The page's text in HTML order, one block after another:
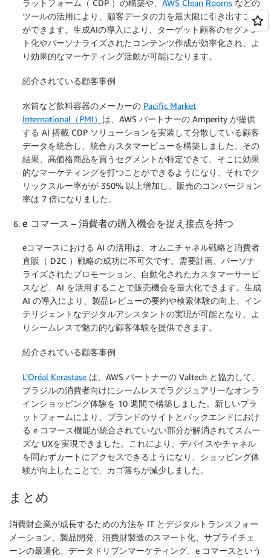
ラットフォーム（ CDP ）の構築や、 AWS Clean Rooms などの
ツールの活用により、顧客データの力を最大限に引き出すこと
ができます。生成AIの導入により、ターゲット顧客のセグメン
ト化やパーソナライズされたコンテンツ作成が効率化され、よ
り効果的なマーケティング活動が可能になります。
紹介されている顧客事例
水筒など飲料容器のメーカーの Pacific Market
International（PMI） は、AWS パートナーの Amperity が提供
する AI 搭載 CDP ソリューションを実装して分散している顧客
データを統合し、統合カスタマービューを構築しました。その
結果、高価格商品を買うセグメントが特定できて、そこに効果
的なマーケティングを打つことができるようになり、それでク
リックスルー率がが 350% 以上増加し、販売のコンバージョン
率は 7 倍になりました。
e コマース – 消費者の購入機会を捉え接点を持つ
eコマースにおける AI の活用は、オムニチャネル戦略と消費者
直販（ D2C ）戦略の成功に不可欠です。需要計画、パーソナ
ライズされたプロモーション、自動化されたカスタマーサービ
スなど、AI を活用することで販売機会を最大化できます。生成
AI の導入により、製品レビューの要約や検索体験の向上、イン
テリジェントなデジタルアシスタントの実現が可能となり、よ
りシームレスで魅力的な顧客体験を提供できます。
紹介されている顧客事例
L’Oréal Kerastase は、AWS パートナーの Valtech と協力して、
ブラジルの消費者向けにシームレスでラグジュアリーなオンラ
インショッピング体験を 10 週間で構築しました。新しいプラ
ットフォームにより、ブランドのサイトとバックエンドにおけ
る e コマース機能が統合されていない部分が解消されてスムー
ズな UXを実現できました。これにより、デバイスやチャネル
を問わずカートにアクセスできるようになり、ショッピング体
験が向上したことで、カゴ落ちが減少しました。
まとめ
消費財企業が成長するための方法を IT とデジタルトランスフォー
メーション、製品開発、消費財製造のスマート化、サプライチェ
ーンの最適化、データドリブンマーケティング、e コマースという